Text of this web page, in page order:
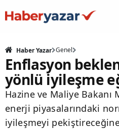
Haber Yazar Genel
Enflasyon
yönlü iyileşme
Hazine ve Maliye Bakanı
enerji piyasalarındaki
iyileşmeyi